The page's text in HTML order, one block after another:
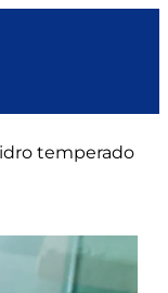
temperado